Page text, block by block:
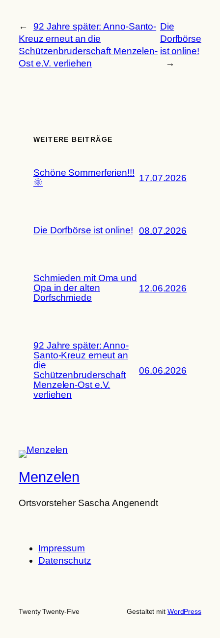
←
92 Jahre später: Anno-Santo-
Kreuz erneut an die
Schützenbruderschaft Menzelen-
Ost e.V. verliehen
Die
Dorfbörse
ist online!
→
WEITERE BEITRÄGE
Schöne Sommerferien!!!
🌞
17.07.2026
Die Dorfbörse ist online! 08.07.2026
Schmieden mit Oma und
Opa in der alten
Dorfschmiede
12.06.2026
92 Jahre später: Anno-
Santo-Kreuz erneut an
die
Schützenbruderschaft
Menzelen-Ost e.V.
verliehen
06.06.2026
Menzelen
Ortsvorsteher Sascha Angenendt
Impressum
Datenschutz
Twenty Twenty-Five Gestaltet mit WordPress